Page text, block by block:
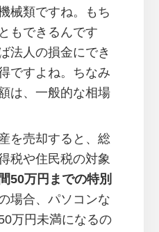
械類ですね。もち
もできるんです
法人の損金にでき
ですよね。ちなみ
は、一般的な相場
を売却すると、総
税や住民税の対象
50万円までの特別
場合、パソコンな
万円未満になるの